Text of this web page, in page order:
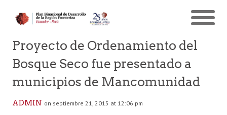
Proyecto de Ordenamiento del
Bosque Seco fue presentado a
municipios de Mancomunidad
ADMIN on septiembre 21, 2015 at 12:06 pm